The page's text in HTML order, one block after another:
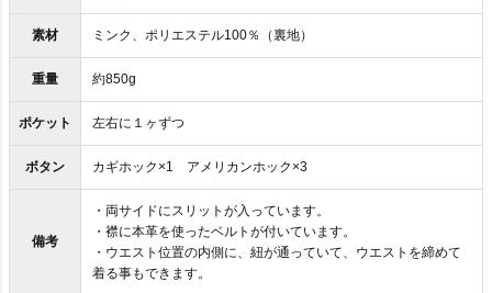
素材 ミンク、ポリエステル100％（裏地）
重量 約850g
ポケット 左右に１ヶずつ
ボタン カギホック×1 アメリカンホック×3
備考
・両サイドにスリットが入っています。
・襟に本革を使ったベルトが付いています。
・ウエスト位置の内側に、紐が通っていて、ウエストを締めて
着る事もできます。